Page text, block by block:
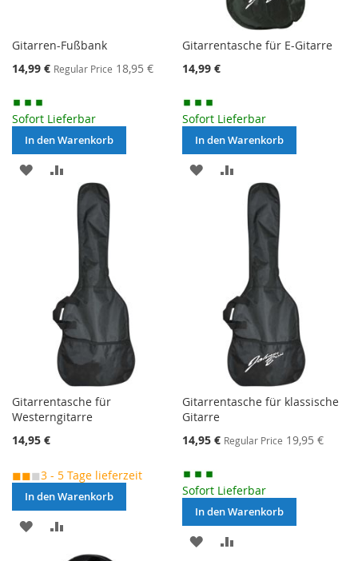
Gitarren-Fußbank
Special
14,99 € Regular Price 18,95 €
Sofort Lieferbar
In den Warenkorb
MERKEN
VERGLEICHSLISTE
HINZUFÜGEN
Gitarrentasche für E-Gitarre
14,99 €
Sofort Lieferbar
In den Warenkorb
MERKEN
VERGLEICHSLISTE
HINZUFÜGEN
Gitarrentasche für
Westerngitarre
14,95 €
◼◼◼3 - 5 Tage lieferzeit
In den Warenkorb
MERKEN
VERGLEICHSLISTE
Gitarrentasche für klassische
Gitarre
Special
14,95 € Regular Price 19,95 €
Sofort Lieferbar
In den Warenkorb
MERKEN